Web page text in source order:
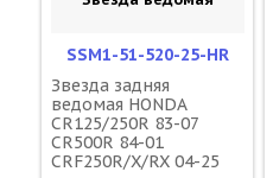
SSM1-51-520-25-HR
Звезда задняя
ведомая HONDA
CR125/250R 83-07
CR500R 84-01
CRF250R/X/RX 04-25